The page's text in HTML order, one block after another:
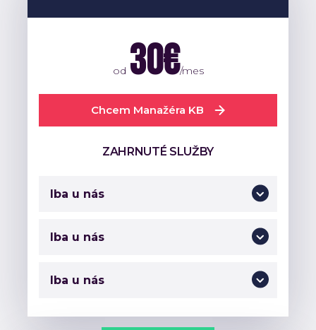
od 30€/mes
Chcem Manažéra KB
ZAHRNUTÉ SLUŽBY
Iba u nás
Iba u nás
Iba u nás